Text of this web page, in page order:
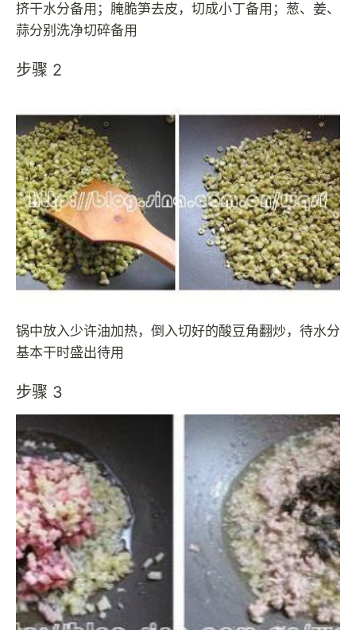
挤干水分备用；腌脆笋去皮，切成小丁备用；葱、姜、
蒜分别洗净切碎备用
步骤 2
锅中放入少许油加热，倒入切好的酸豆角翻炒，待水分
基本干时盛出待用
步骤 3